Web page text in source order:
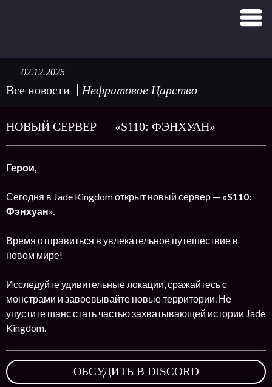
Все новости Нефритовое Царство
02.12.2025
НОВЫЙ СЕРВЕР — «S110: ФЭНХУАН»
Герои,
Сегодня в Jade Kingdom открыт новый сервер — «S110:
Фэнхуан».
Время отправиться в увлекательное путешествие в
новом мире!
Исследуйте удивительные локации, сражайтесь с
монстрами и завоевывайте новые территории. Не
упустите шанс стать частью захватывающей истории Jade
Kingdom.
ОБСУДИТЬ В DISCORD